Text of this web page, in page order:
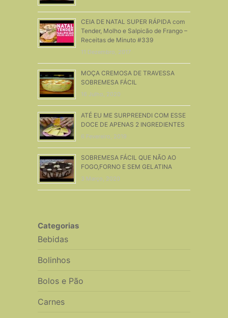
CEIA DE NATAL SUPER RÁPIDA com
Tender, Molho e Salpicão de Frango –
Receitas de Minuto #339
11 Dezembro, 2017
MOÇA CREMOSA DE TRAVESSA
SOBREMESA FÁCIL
16 Julho, 2020
ATÉ EU ME SURPREENDI COM ESSE
DOCE DE APENAS 2 INGREDIENTES
6 Fevereiro, 2019
SOBREMESA FÁCIL QUE NÃO AO
FOGO,FORNO E SEM GELATINA
3 Março, 2020
Categorias
Bebidas
Bolinhos
Bolos e Pão
Carnes